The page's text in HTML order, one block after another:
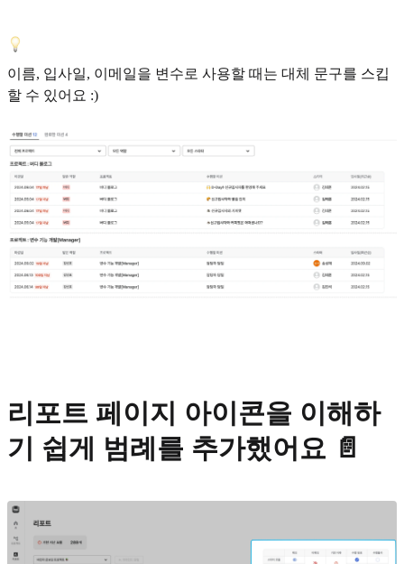
이름, 입사일, 이메일을 변수로 사용할 때는 대체 문구를 스킵
할 수 있어요 :)
리포트 페이지 아이콘을 이해하
기 쉽게 범례를 추가했어요 📄